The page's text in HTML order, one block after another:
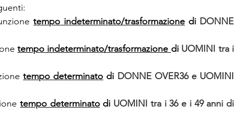
tempo indeterminato/trasformazione di DONNE
tempo indeterminato/trasformazione di UOMINI tra i
tempo determinato di DONNE OVER36 e UOMINI
tempo determinato di UOMINI tra i 36 e i 49 anni di